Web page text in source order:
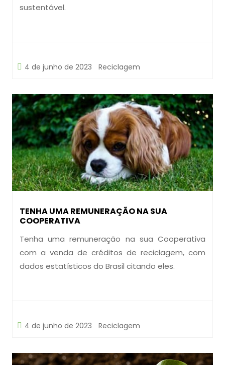
sustentável.
4 de junho de 2023 Reciclagem
TENHA UMA REMUNERAÇÃO NA SUA
COOPERATIVA
Tenha uma remuneração na sua Cooperativa
com a venda de créditos de reciclagem, com
dados estatísticos do Brasil citando eles.
4 de junho de 2023 Reciclagem